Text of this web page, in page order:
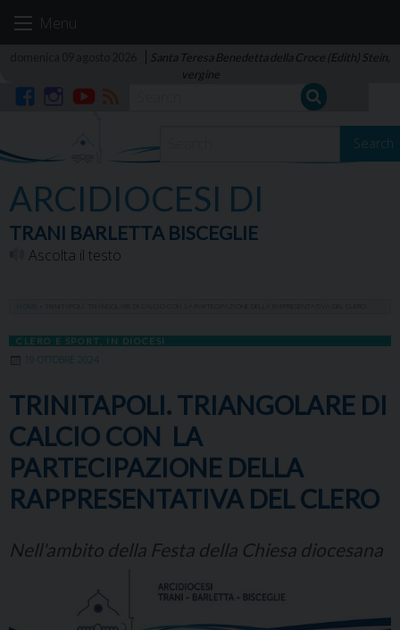
Menu
Santa Teresa Benedetta della Croce (Edith) Stein,
vergine
Search
ARCIDIOCESI DI
TRANI BARLETTA BISCEGLIE
Ascolta il testo
CLERO E SPORT IN DIOCESI
19 OTTOBRE 2024
TRINITAPOLI. TRIANGOLARE DI
CALCIO CON LA
PARTECIPAZIONE DELLA
RAPPRESENTATIVA DEL CLERO
Nell'ambito della Festa della Chiesa diocesana